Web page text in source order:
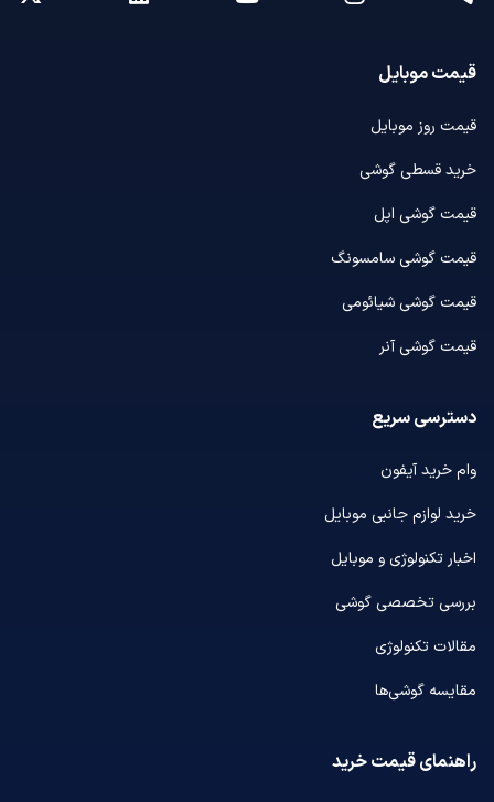
قیمت موبایل
قیمت روز موبایل
خرید قسطی گوشی
قیمت گوشی اپل
قیمت گوشی سامسونگ
قیمت گوشی شیائومی
قیمت گوشی آنر
دسترسی سریع
وام خرید آیفون
خرید لوازم جانبی موبایل
اخبار تکنولوژی و موبایل
بررسی تخصصی گوشی
مقالات تکنولوژی
مقایسه گوشی‌ها
راهنمای قیمت خرید